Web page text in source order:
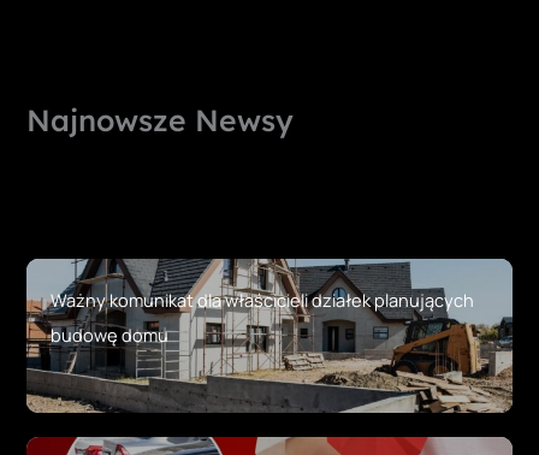
Najnowsze Newsy
Ważny komunikat dla właścicieli działek planujących
budowę domu